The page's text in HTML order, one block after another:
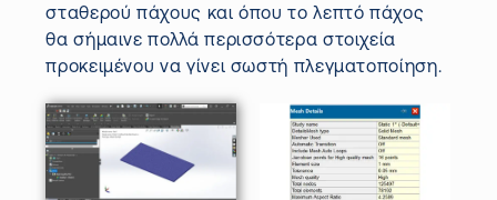
σταθερού πάχους και όπου το λεπτό πάχος
θα σήμαινε πολλά περισσότερα στοιχεία
προκειμένου να γίνει σωστή πλεγματοποίηση.